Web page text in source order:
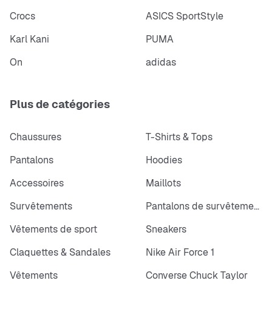
Crocs
ASICS SportStyle
Karl Kani
PUMA
On
adidas
Plus de catégories
Chaussures
T-Shirts & Tops
Pantalons
Hoodies
Accessoires
Maillots
Survêtements
Pantalons de survêtements
Vêtements de sport
Sneakers
Claquettes & Sandales
Nike Air Force 1
Vêtements
Converse Chuck Taylor